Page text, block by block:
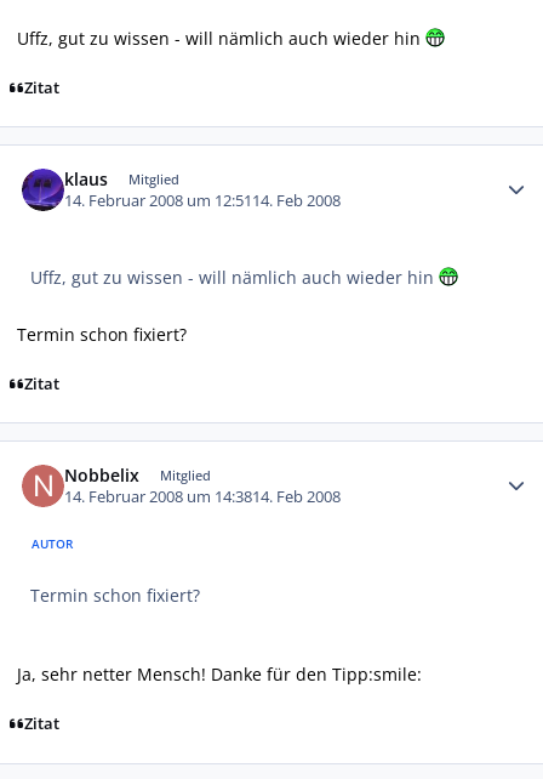
Uffz, gut zu wissen - will nämlich auch wieder hin
Zitat
klaus Mitglied
14. Februar 2008 um 12:5114. Feb 2008
Uffz, gut zu wissen - will nämlich auch wieder hin
Termin schon fixiert?
Zitat
Nobbelix Mitglied
14. Februar 2008 um 14:3814. Feb 2008
AUTOR
Termin schon fixiert?
Ja, sehr netter Mensch! Danke für den Tipp:smile:
Zitat